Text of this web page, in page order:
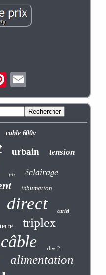
cable 600v
urbain tension
fils éclairage
inhumation
direct curiel
terre triplex
câble rhw-2
alimentation